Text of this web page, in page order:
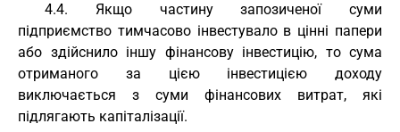
4.4. Якщо частину запозиченої суми
підприємство тимчасово інвестувало в цінні папери
або здійснило іншу фінансову інвестицію, то сума
отриманого за цією інвестицією доходу
виключається з суми фінансових витрат, які
підлягають капіталізації.